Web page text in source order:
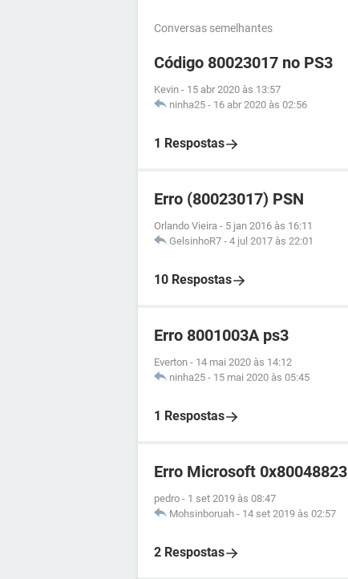
Conversas semelhantes
Código 80023017 no PS3
Kevin - 15 abr 2020 às 13:57
ninha25 - 16 abr 2020 às 02:56
1 Respostas
Erro (80023017) PSN
Orlando Vieira - 5 jan 2016 às 16:11
GelsinhoR7 - 4 jul 2017 às 22:01
10 Respostas
Erro 8001003A ps3
Everton - 14 mai 2020 às 14:12
ninha25 - 15 mai 2020 às 05:45
1 Respostas
Erro Microsoft 0x80048823
pedro - 1 set 2019 às 08:47
Mohsinboruah - 14 set 2019 às 02:57
2 Respostas